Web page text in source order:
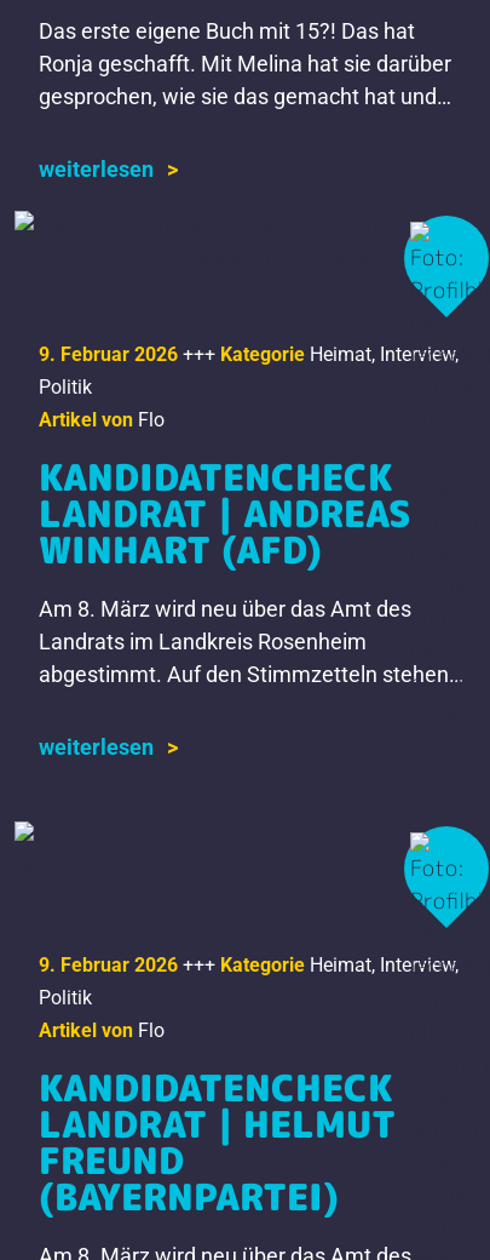
Das erste eigene Buch mit 15?! Das hat
Ronja geschafft. Mit Melina hat sie darüber
gesprochen, wie sie das gemacht hat und
weiterlesen
9. Februar 2026 +++ Kategorie Heimat, Interview,
Politik
Artikel von Flo
KANDIDATENCHECK
LANDRAT | ANDREAS
WINHART (AFD)
Am 8. März wird neu über das Amt des
Landrats im Landkreis Rosenheim
abgestimmt. Auf den Stimmzetteln stehen
Kandidatin. Wir stellen sie euch […]
weiterlesen
9. Februar 2026 +++ Kategorie Heimat, Interview,
Politik
Artikel von Flo
KANDIDATENCHECK
LANDRAT | HELMUT
FREUND
(BAYERNPARTEI)